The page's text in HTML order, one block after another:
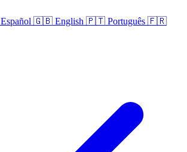
Español 🇬🇧 English 🇵🇹 Português 🇫🇷